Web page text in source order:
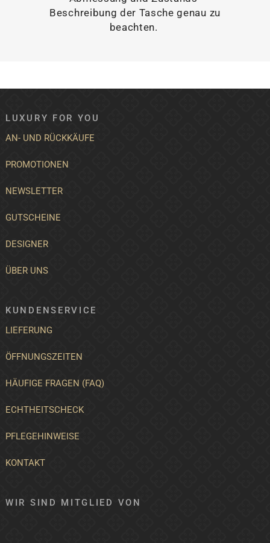
Beschreibung der Tasche genau zu
beachten.
LUXURY FOR YOU
AN- UND RÜCKKÄUFE
PROMOTIONEN
NEWSLETTER
GUTSCHEINE
DESIGNER
ÜBER UNS
KUNDENSERVICE
LIEFERUNG
ÖFFNUNGSZEITEN
HÄUFIGE FRAGEN (FAQ)
ECHTHEITSCHECK
PFLEGEHINWEISE
KONTAKT
WIR SIND MITGLIED VON